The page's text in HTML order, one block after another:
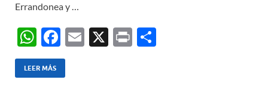
Errandonea y …
W
h
at
F
ac
e
E
X
P
LEER MÁS